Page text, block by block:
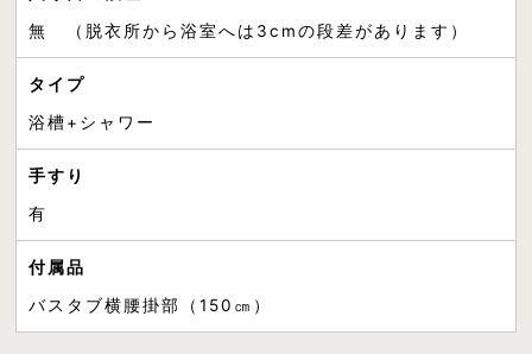
無 （脱衣所から浴室へは3cmの段差があります）
タイプ
浴槽+シャワー
手すり
有
付属品
バスタブ横腰掛部（150㎝）